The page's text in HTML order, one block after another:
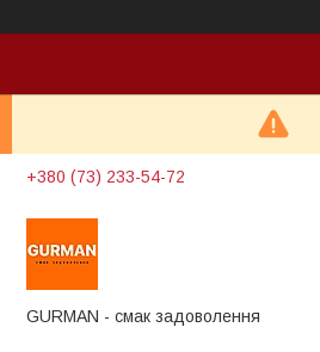
+380 (73) 233-54-72
GURMAN - смак задоволення